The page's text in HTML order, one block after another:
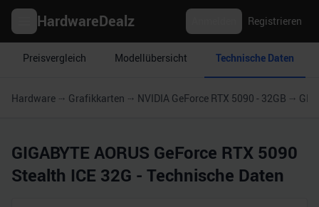
HardwareDealz Registrieren
Preisvergleich Modellübersicht Technische Daten
Hardware Grafikkarten NVIDIA GeForce RTX 5090 - 32GB
GIGABYTE AORUS GeForce RTX 5090
Stealth ICE 32G - Technische Daten